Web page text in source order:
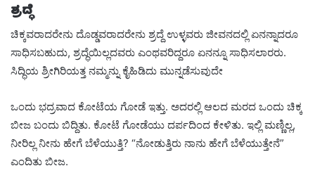
ಶ್ರದ್ಧೆ
ಚಿಕ್ಕವರಾದರೇನು ದೊಡ್ಡವರಾದರೇನು ಶ್ರದ್ದೆ ಉಳ್ಳವರು ಜೀವನದಲ್ಲಿ ಏನನ್ನಾದರೂ
ಸಾಧಿಸಬಹುದು, ಶ್ರದ್ಧೆಯಿಲ್ಲದವರು ಎಂಥವರಿದ್ದರೂ ಏನನ್ನೂ ಸಾಧಿಸಲಾರರು.
ಸಿದ್ಧಿಯ ಶ್ರೀಗಿರಿಯತ್ತ ನಮ್ಮನ್ನು ಕೈಹಿಡಿದು ಮುನ್ನಡೆಸುವುದೇ
ಒಂದು ಭದ್ರವಾದ ಕೋಟೆಯ ಗೋಡೆ ಇತ್ತು. ಅದರಲ್ಲಿ ಆಲದ ಮರದ ಒಂದು ಚಿಕ್ಕ
ಬೀಜ ಬಂದು ಬಿದ್ದಿತು. ಕೋಟೆ ಗೋಡೆಯು ದರ್ಪದಿಂದ ಕೇಳಿತು. ಇಲ್ಲಿ ಮಣ್ಣಿಲ್ಲ,
ನೀರಿಲ್ಲ ನೀನು ಹೇಗೆ ಬೆಳೆಯುತ್ತಿ? “ನೋಡುತ್ತಿರು ನಾನು ಹೇಗೆ ಬೆಳೆಯುತ್ತೇನೆ”
ಎಂದಿತು ಬೀಜ.